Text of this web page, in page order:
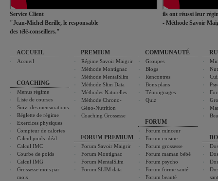
Service Client
"Jean-Michel Berille, le responsable
des télé-conseillers."
ils ont réussi leur
- Méthode Savoir
ACCUEIL
Accueil
COACHING
Menus régime
Liste de courses
Suivi des mensurations
Réglette de régime
Exercices physiques
Compteur de calories
Calcul poids idéal
Calcul IMC
Courbe de poids
Calcul IMG
Grossesse mois par
mois
PREMIUM
Régime Savoir Maigrir
Méthode Montignac
Méthode MentalSlim
Méthode Slim Data
Méthodes Naturelles
Méthode Chrono-
Géno-Nutrition
Coaching Grossesse
FORUM PREMIUM
Forum Savoir Maigrir
Forum Montignac
Forum MentalSlim
Forum SLIM data
COMMUNAUTÉ
Groupes
Blogs
Rencontres
Bons plans
Témoignages
Quiz
FORUM
Forum minceur
Forum cuisine
Forum grossesse
Forum maman bébé
Forum psycho
Forum forme santé
Forum beauté